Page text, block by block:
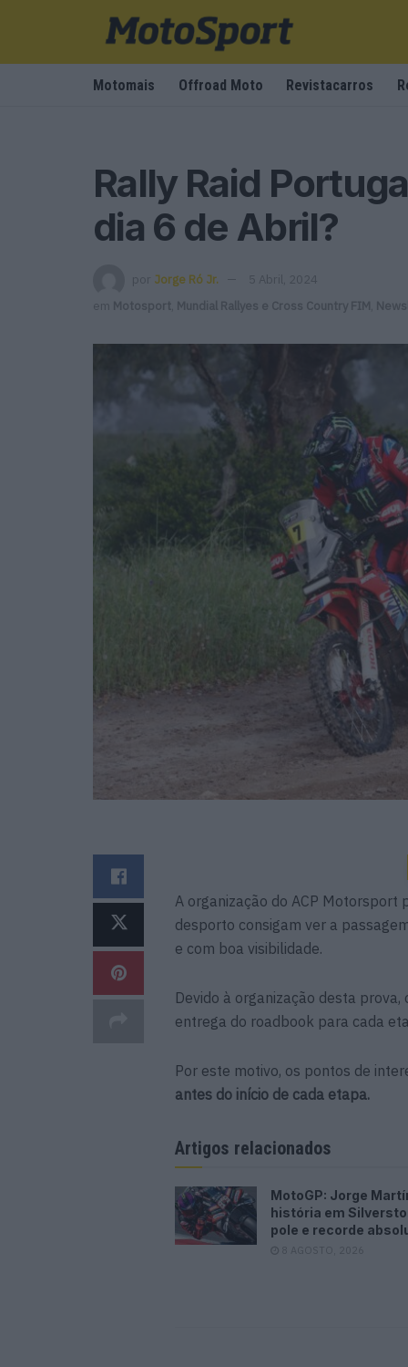
Motomais Offroad Moto Revistacarros
Rally Raid
dia 6 de Abril?
por Jorge Ró Jr.
5 Abril, 2024
em
Motosport Mundial Rallyes e Cross Country FIM
A organização do ACP
desporto consigam ver a
e com boa visibilidade.
Devido à organização desta
entrega do roadbook para cada
Por este motivo, os pontos de
antes do início de cada etapa.
Artigos relacionados
MotoGP: Jorge
história em
pole e recorde
8 AGOSTO, 2026